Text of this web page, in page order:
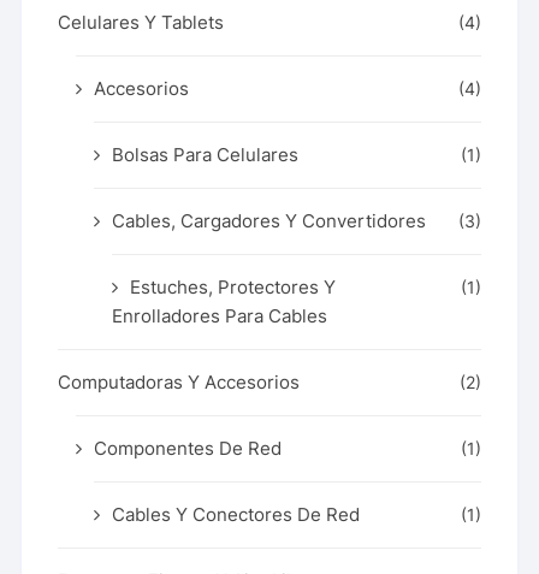
Celulares Y Tablets (4)
Accesorios (4)
Bolsas Para Celulares (1)
Cables, Cargadores Y Convertidores (3)
Estuches, Protectores Y
Enrolladores Para Cables
(1)
Computadoras Y Accesorios (2)
Componentes De Red (1)
Cables Y Conectores De Red (1)